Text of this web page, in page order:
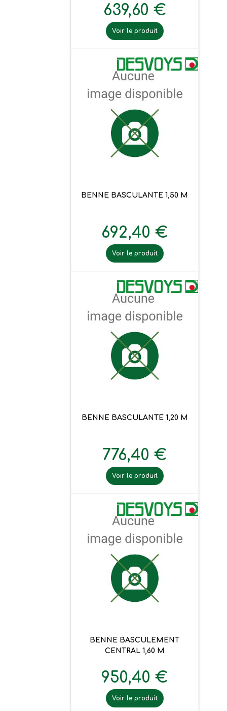
639,60 €
Voir le produit
BENNE BASCULANTE 1,50 M
692,40 €
Voir le produit
BENNE BASCULANTE 1,20 M
776,40 €
Voir le produit
BENNE BASCULEMENT
CENTRAL 1,60 M
950,40 €
Voir le produit